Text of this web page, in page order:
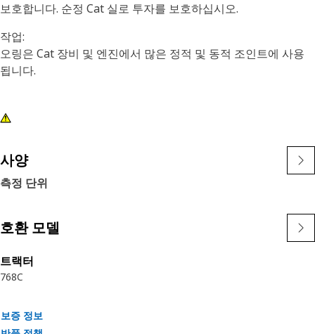
보호합니다. 순정 Cat 실로 투자를 보호하십시오.
작업:
오링은 Cat 장비 및 엔진에서 많은 정적 및 동적 조인트에 사용
됩니다.
사양
측정 단위
호환 모델
트랙터
768C
보증 정보